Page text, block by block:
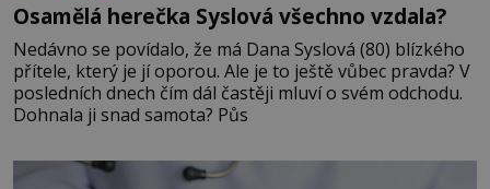
Osamělá herečka Syslová všechno vzdala?
Nedávno se povídalo, že má Dana Syslová (80) blízkého
přítele, který je jí oporou. Ale je to ještě vůbec pravda? V
posledních dnech čím dál častěji mluví o svém odchodu.
Dohnala ji snad samota? Půs